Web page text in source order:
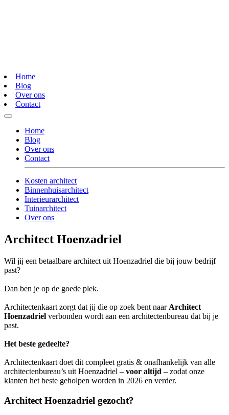
Home
Blog
Over ons
Contact
Home
Blog
Over ons
Contact
Kosten architect
Binnenhuisarchitect
Interieurarchitect
Tuinarchitect
Over ons
Architect Hoenzadriel
Wil jij een betaalbare architect uit Hoenzadriel die bij jouw bedrijf
past?
Dan ben je op de goede plek.
Architectenkaart zorgt dat jij die op zoek bent naar Architect
Hoenzadriel verbonden wordt aan een architectenbureau dat bij je
past.
Het beste gedeelte?
Architectenkaart doet dit compleet gratis & onafhankelijk van alle
architectenbureau’s uit Hoenzadriel – voor altijd – zodat onze
klanten het beste geholpen worden in 2026 en verder.
Architect Hoenzadriel gezocht?